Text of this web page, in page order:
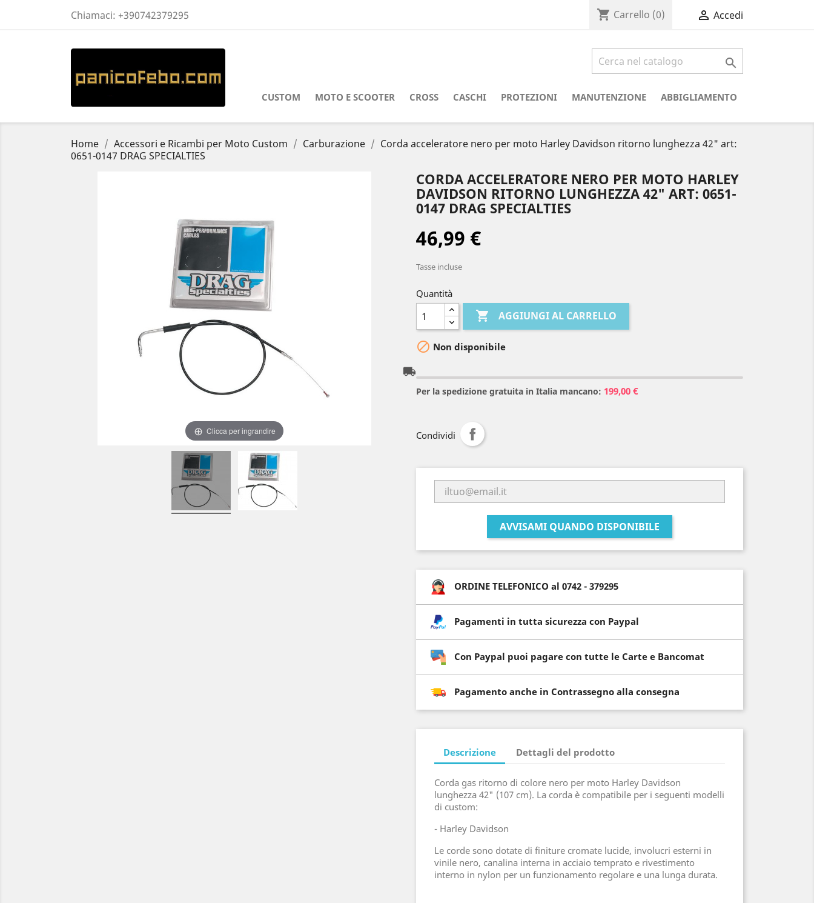
Chiamaci: +390742379295 shopping_cart Carrello (0)  Accedi

CUSTOM MOTO E SCOOTER CROSS CASCHI PROTEZIONI MANUTENZIONE ABBIGLIAMENTO
Home Accessori e Ricambi per Moto Custom Carburazione
Corda acceleratore nero per moto Harley Davidson ritorno lunghezza 42" art:
0651-0147 DRAG SPECIALTIES
Clicca per ingrandire
CORDA ACCELERATORE NERO PER MOTO HARLEY
DAVIDSON RITORNO LUNGHEZZA 42" ART: 0651-
0147 DRAG SPECIALTIES
46,99 €
Tasse incluse
Quantità
 AGGIUNGI AL CARRELLO
 Non disponibile
local_shipping
Per la spedizione gratuita in Italia mancano: 199,00 €
Condividi
AVVISAMI QUANDO DISPONIBILE
ORDINE TELEFONICO al 0742 - 379295
Pagamenti in tutta sicurezza con Paypal
Con Paypal puoi pagare con tutte le Carte e Bancomat
Pagamento anche in Contrassegno alla consegna
Descrizione Dettagli del prodotto
Corda gas ritorno di colore nero per moto Harley Davidson
lunghezza 42" (107 cm). La corda è compatibile per i seguenti modelli
di custom:
- Harley Davidson
Le corde sono dotate di finiture cromate lucide, involucri esterni in
vinile nero, canalina interna in acciaio temprato e rivestimento
interno in nylon per un funzionamento regolare e una lunga durata.